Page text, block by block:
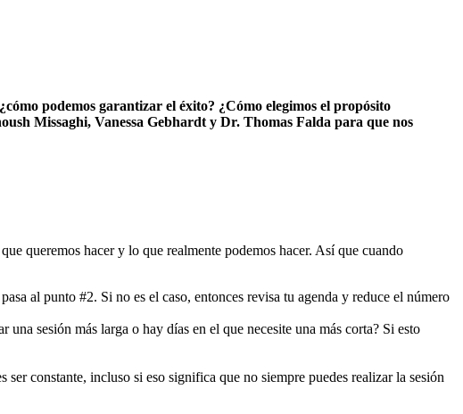
podemos garantizar el éxito? ¿Cómo elegimos el propósito
Missaghi, Vanessa Gebhardt y Dr. Thomas Falda para que nos
queremos hacer y lo que realmente podemos hacer. Así que cuando
al punto #2. Si no es el caso, entonces revisa tu agenda y reduce el número
sesión más larga o hay días en el que necesite una más corta? Si esto
constante, incluso si eso significa que no siempre puedes realizar la sesión